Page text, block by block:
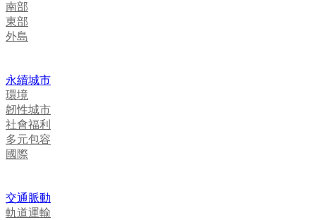
南部
東部
外島
永續城市
環境
韌性城市
社會福利
多元包容
國際
交通脈動
軌道運輸